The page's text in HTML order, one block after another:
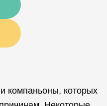
компаньоны, которых